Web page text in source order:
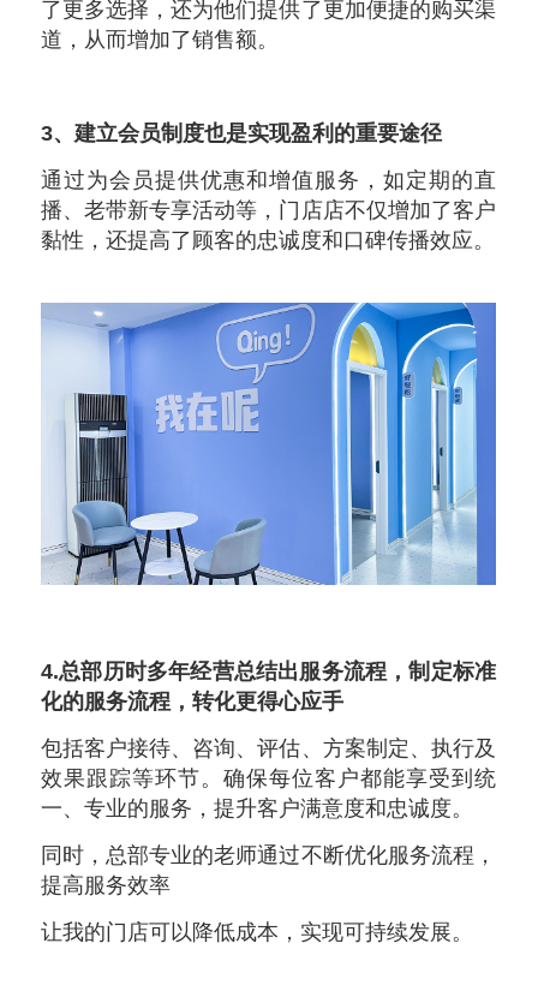
了更多选择，还为他们提供了更加便捷的购买渠
道，从而增加了销售额。
3、建立会员制度也是实现盈利的重要途径
通过为会员提供优惠和增值服务，如定期的直
播、老带新专享活动等，门店店不仅增加了客户
黏性，还提高了顾客的忠诚度和口碑传播效应。
4.总部历时多年经营总结出服务流程，制定标准
化的服务流程，转化更得心应手
包括客户接待、咨询、评估、方案制定、执行及
效果跟踪等环节。确保每位客户都能享受到统
一、专业的服务，提升客户满意度和忠诚度。
同时，总部专业的老师通过不断优化服务流程，
提高服务效率
让我的门店可以降低成本，实现可持续发展。